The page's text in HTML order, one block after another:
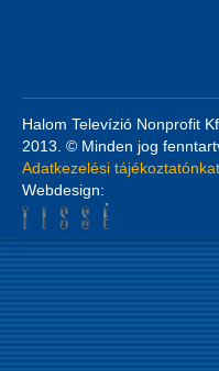
Halom Televízió Nonprofit
2013. © Minden jog
Adatkezelési tájékoztatónkat
Webdesign: